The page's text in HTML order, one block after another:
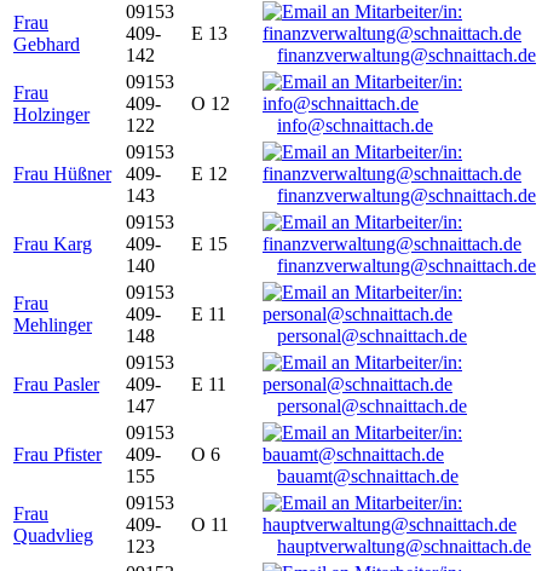
Frau
Gebhard
09153
409-
142
E 13
finanzverwaltung@schnaittach.de
Frau
Holzinger
09153
409-
122
O 12
info@schnaittach.de
Frau Hüßner
09153
409-
143
E 12
finanzverwaltung@schnaittach.de
Frau Karg
09153
409-
140
E 15
finanzverwaltung@schnaittach.de
Frau
Mehlinger
09153
409-
148
E 11
personal@schnaittach.de
Frau Pasler
09153
409-
147
E 11
personal@schnaittach.de
Frau Pfister
09153
409-
155
O 6
bauamt@schnaittach.de
Frau
Quadvlieg
09153
409-
123
O 11
hauptverwaltung@schnaittach.de